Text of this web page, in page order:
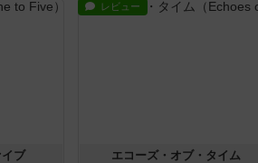
ブ
レビュー
エコーズ・オブ・タイム